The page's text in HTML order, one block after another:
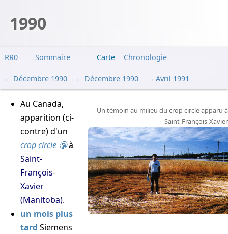
1990
RR0 Sommaire Carte Chronologie
Décembre 1990 Décembre 1990 Avril 1991
Un témoin au milieu du crop circle apparu à
Saint-François-Xavier
Au Canada,
apparition (ci-
contre) d'un
crop circle
à
Saint-
François-
Xavier
(Manitoba).
un mois plus
tard Siemens